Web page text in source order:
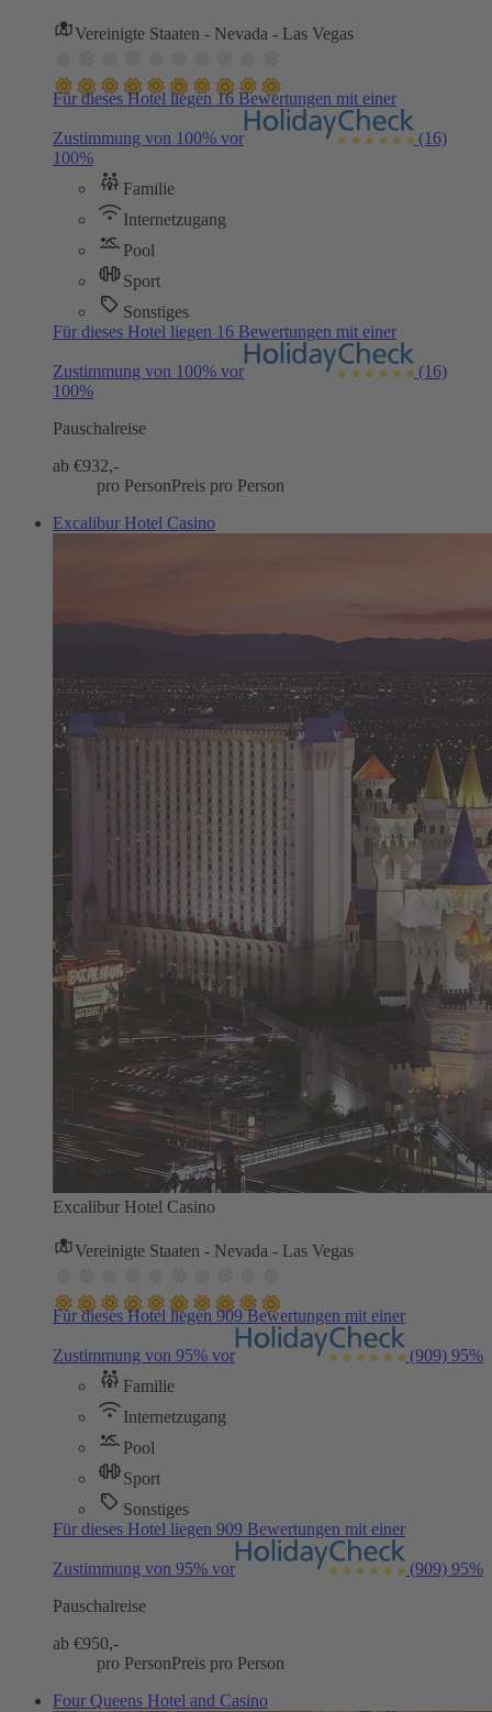
Vereinigte Staaten - Nevada - Las Vegas
Für dieses Hotel liegen 16 Bewertungen mit einer
Zustimmung von 100% vor
(16)
100%
Familie
Internetzugang
Pool
Sport
Sonstiges
Für dieses Hotel liegen 16 Bewertungen mit einer
Zustimmung von 100% vor
(16)
100%
Pauschalreise
ab €932,-
pro PersonPreis pro Person
Excalibur Hotel Casino
Excalibur Hotel Casino
Vereinigte Staaten - Nevada - Las Vegas
Für dieses Hotel liegen 909 Bewertungen mit einer
Zustimmung von 95% vor (909) 95%
Familie
Internetzugang
Pool
Sport
Sonstiges
Für dieses Hotel liegen 909 Bewertungen mit einer
Zustimmung von 95% vor (909) 95%
Pauschalreise
ab €950,-
pro PersonPreis pro Person
Four Queens Hotel and Casino